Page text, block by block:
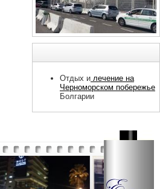
Отдых и лечение на
Черноморском побережье
Болгарии